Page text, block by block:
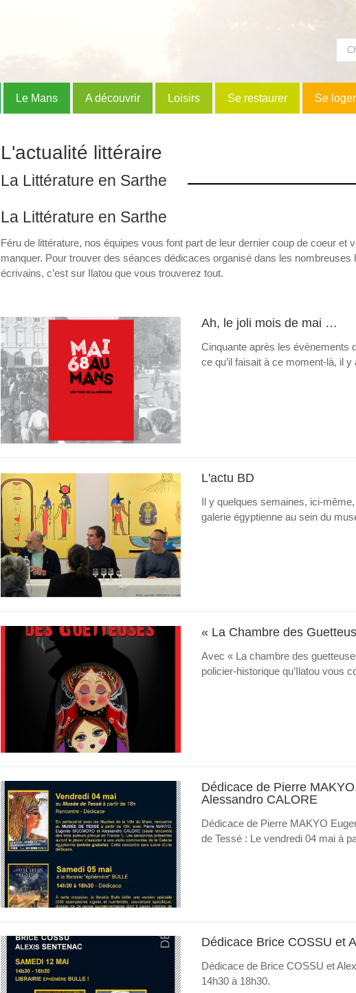
Le Mans A découvrir Loisirs Se restaurer Se loger
L'actualité littéraire
La Littérature en Sarthe
La Littérature en Sarthe
Féru de littérature, nos équipes vous font part de leur dernier coup de coeur et
manquer. Pour trouver des séances dédicaces organisé dans les
écrivains, c’est sur Ilatou que vous trouverez tout.
Ah, le joli mois de mai …
Cinquante après les évènements
ce qu’il faisait à ce moment-là, il y
L'actu BD
Il y quelques semaines, ici-
galerie égyptienne au sein du
« La Chambre des
Avec « La chambre des
policier-historique qu’Ilatou vous
Dédicace de Pierre
Alessandro CALORE
Dédicace de Pierre MAKYO
de Tessé : Le vendredi 04 mai à
Dédicace Brice COSSU et
Dédicace de Brice COSSU et
14h30 à 18h30.